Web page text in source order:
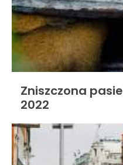
Zniszczona
2022